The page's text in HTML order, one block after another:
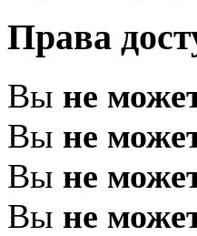
Права
Вы не
Вы не
Вы не
Вы не